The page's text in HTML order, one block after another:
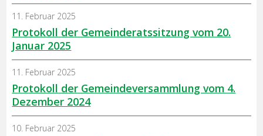
Protokoll der Gemeinderatssitzung vom 20.
Januar 2025
11. Februar 2025
Protokoll der Gemeindeversammlung vom 4.
Dezember 2024
11. Februar 2025
10. Februar 2025